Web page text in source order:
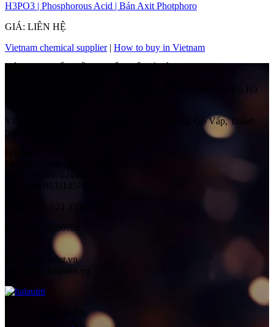
H3PO3 | Phosphorous Acid | Bán Axit Photphoro
GIÁ: LIÊN HỆ
Vietnam chemical supplier| How to buy in Vietnam
Số 41 Ngách 58 Ngõ 108, Đường Trần Phú, Phường Hà
VP HCM:
Số 525/1/10H Quang Trung, Phường Gò Vấp, Thành
phố Hồ Chí Minh, Việt Nam
Hotline:
Mr. Ngọc Anh: 0983565628
Mr. Tuấn: 0976244181 (HN)
Mr. Lâm: 0931145765 (SG)
024 33560759
haiau@haiauint.vn